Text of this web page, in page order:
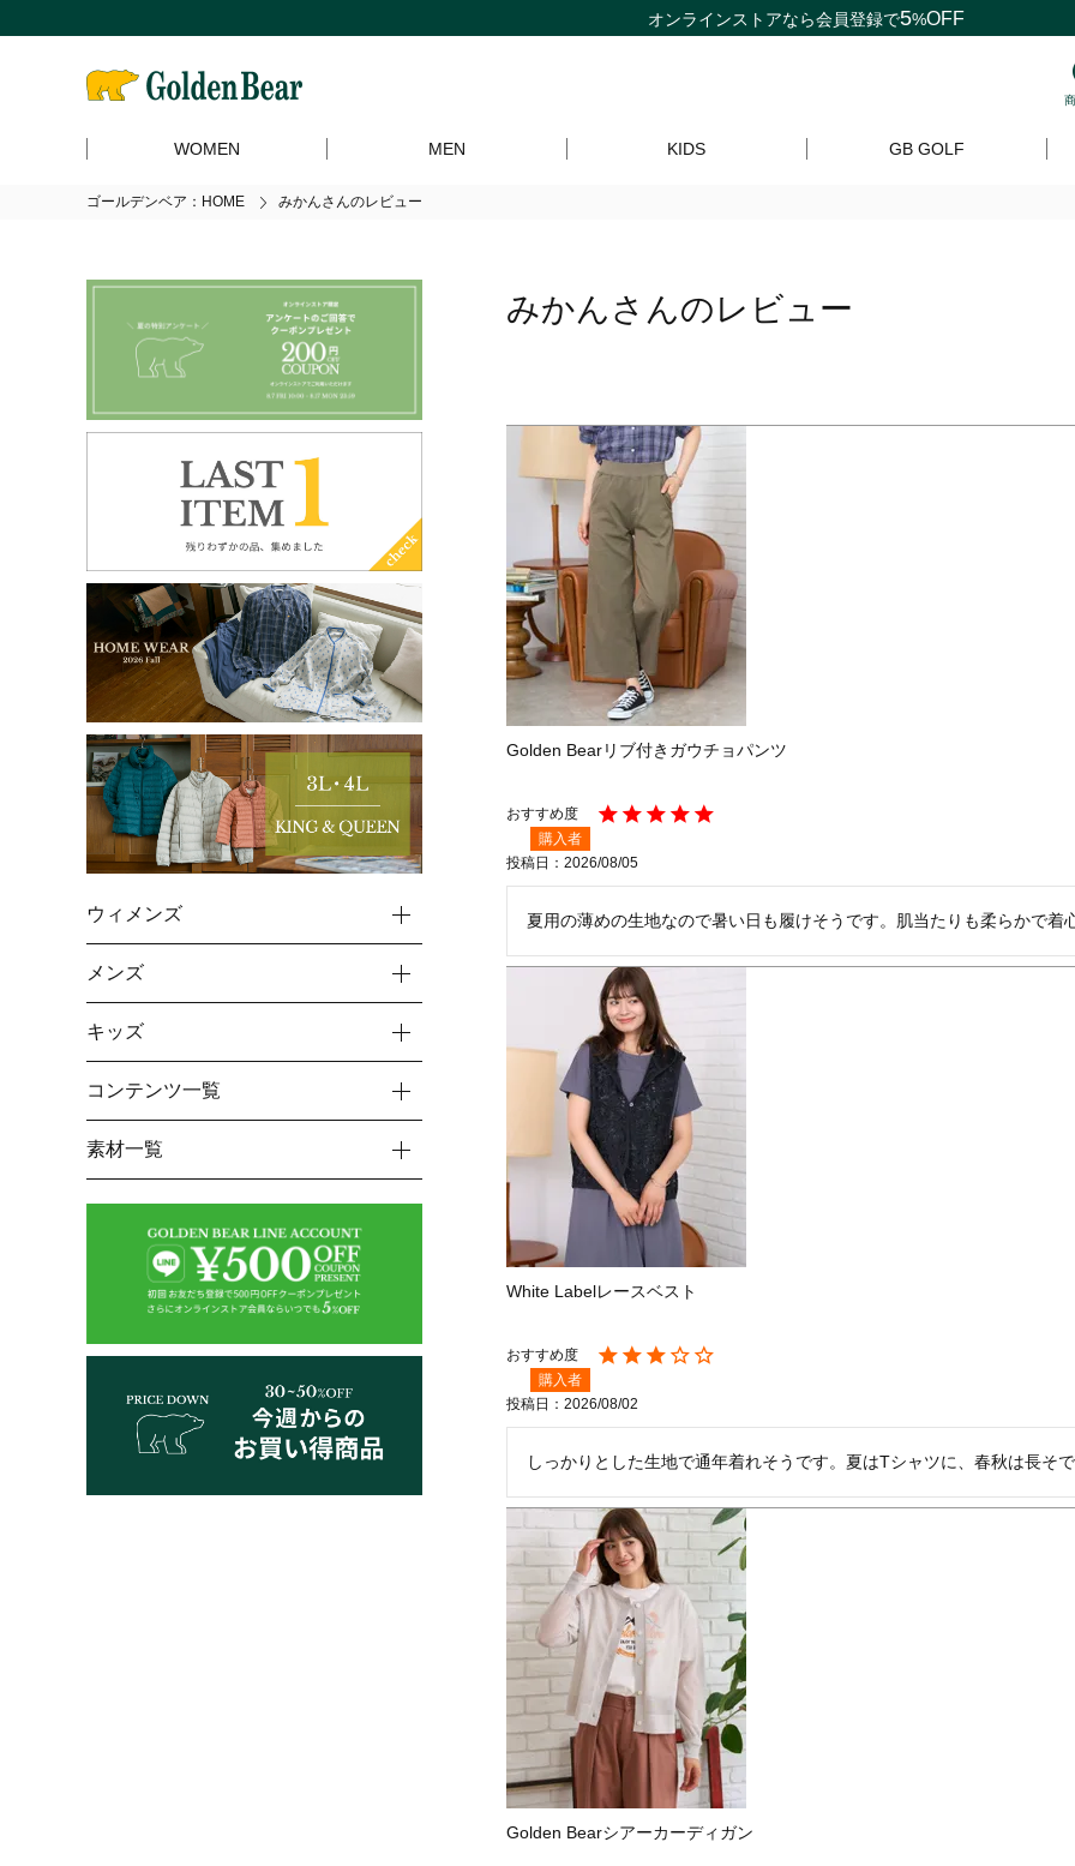
オンラインストアなら会員登録で5%OFF
WOMEN MEN KIDS GB GOLF
ゴールデンベア：HOME みかんさんのレビュー
みかんさんのレビュー
Golden Bearリブ付きガウチョパンツ
購入者
投稿日
2026/08/05
夏用の薄めの生地なので暑い日も履けそうです。肌当たりも柔らかで着
White Labelレースベスト
購入者
投稿日
2026/08/02
しっかりとした生地で通年着れそうです。夏はTシャツに、春秋は長そ
Golden Bearシアーカーディガン
ウィメンズ
メンズ
キッズ
コンテンツ一覧
素材一覧